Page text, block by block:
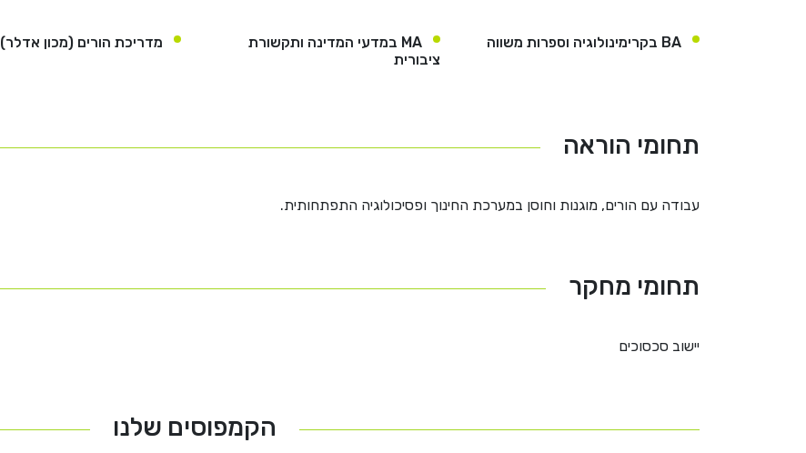
BA בקרימינולוגיה וספרות משווה
MA במדעי המדינה ותקשורת
ציבורית
מדריכת הורים (מכון אדלר)
תחומי הוראה
עבודה עם הורים, מוגנות וחוסן במערכת החינוך ופסיכולוגיה התפתחותית.
תחומי מחקר
יישוב סכסוכים
הקמפוסים שלנו